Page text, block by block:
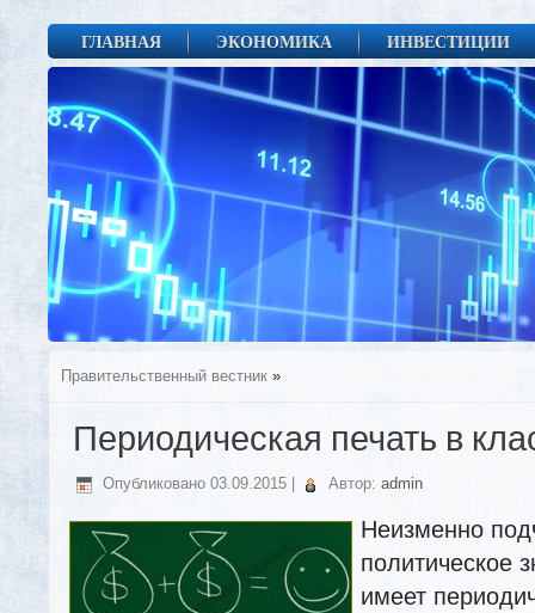
ГЛАВНАЯ ЭКОНОМИКА ИНВЕСТИЦИИ
Правительственный вестник »
Периодическая печать в
Опубликовано 03.09.2015 Автор: admin
Неизменно
политическое
имеет